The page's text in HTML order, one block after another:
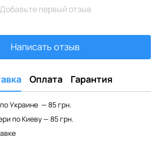
Добавьте первый отзыв
Написать отзыв
Оплата Гарантия
Украине — 85 грн.
по Киеву — 85 грн.